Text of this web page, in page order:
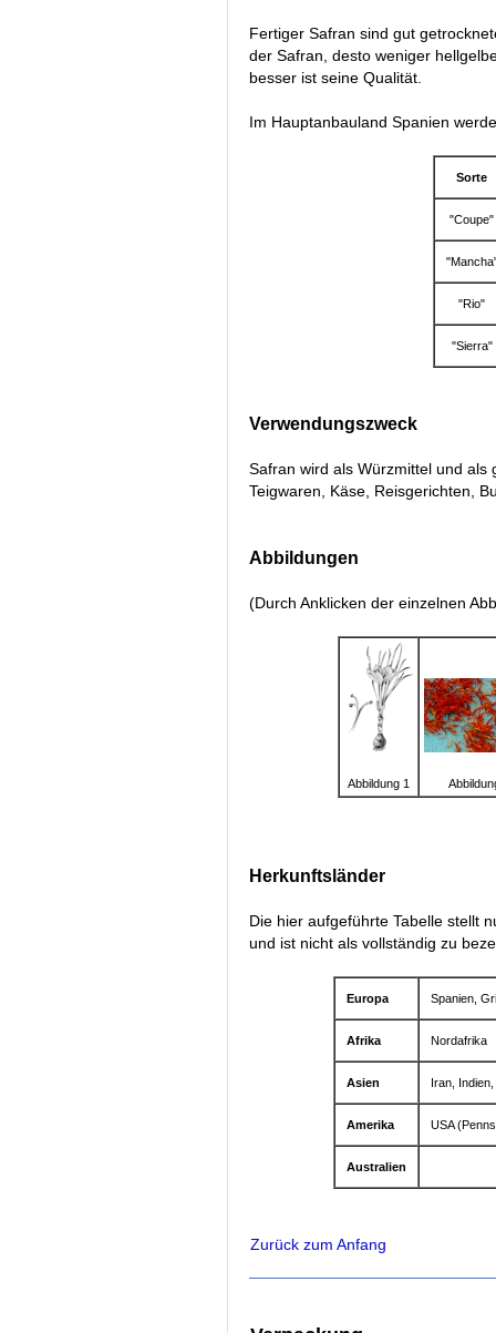
Fertiger Safran sind gut
der Safran, desto weniger
besser ist seine Qualität.
Im Hauptanbauland Spanien
Sorte
"Coupe"
"Rio"
"Sierra"
Verwendungszweck
Safran wird als Würzmittel und
Teigwaren, Käse, Reisgerichten,
Abbildungen
(Durch Anklicken der einzelnen
Abbildung 1
Herkunftsländer
Die hier aufgeführte Tabelle stellt
und ist nicht als vollständig zu
Europa Spanien,
Afrika Nordafrika
Asien Iran,
Amerika USA
Australien
Zurück zum Anfang